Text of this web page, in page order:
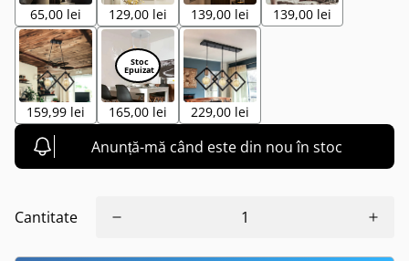
65,00 lei 129,00 lei 139,00 lei 139,00 lei
159,99 lei 165,00 lei 229,00 lei
Anunță-mă când este din nou în stoc
Cantitate